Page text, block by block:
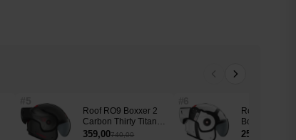
Roof RO9 Boxxer 2
Carbon Thirty Titan
Limited Edition
359,00740,00
Roof RO9
Bond White
259,00